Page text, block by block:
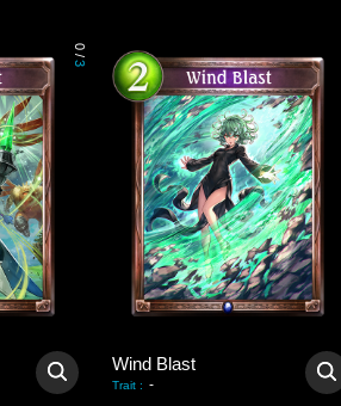
0
/
3
Wind Blast
Trait : -